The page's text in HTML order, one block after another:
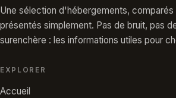
Une sélection d'hébergements, comparés
présentés simplement. Pas de bruit, pas
surenchère : les informations utiles pour
EXPLORER
Accueil